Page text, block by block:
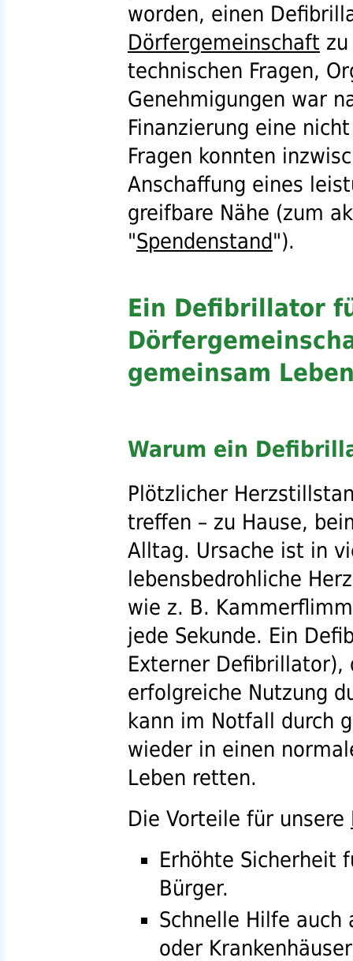
worden, einen
Dörfergemeinschaft
technischen Fragen,
Genehmigungen war
Finanzierung eine
Fragen konnten
Anschaffung eines
greifbare Nähe (zum
"Spendenstand").
Ein Defibrillator
gemeinsam
Warum ein
Plötzlicher
treffen – zu Hause,
Alltag. Ursache ist in
lebensbedrohliche
wie z. B.
jede Sekunde. Ein
Externer Defibrillator),
erfolgreiche Nutzung
kann im Notfall durch
wieder in einen
Leben retten.
Die Vorteile für unsere
Erhöhte Sicherheit
Bürger.
Schnelle Hilfe auch
oder